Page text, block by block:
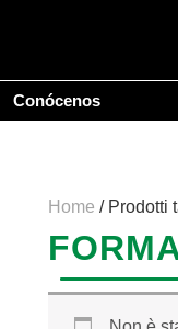
Conócenos
Home / Prodotti